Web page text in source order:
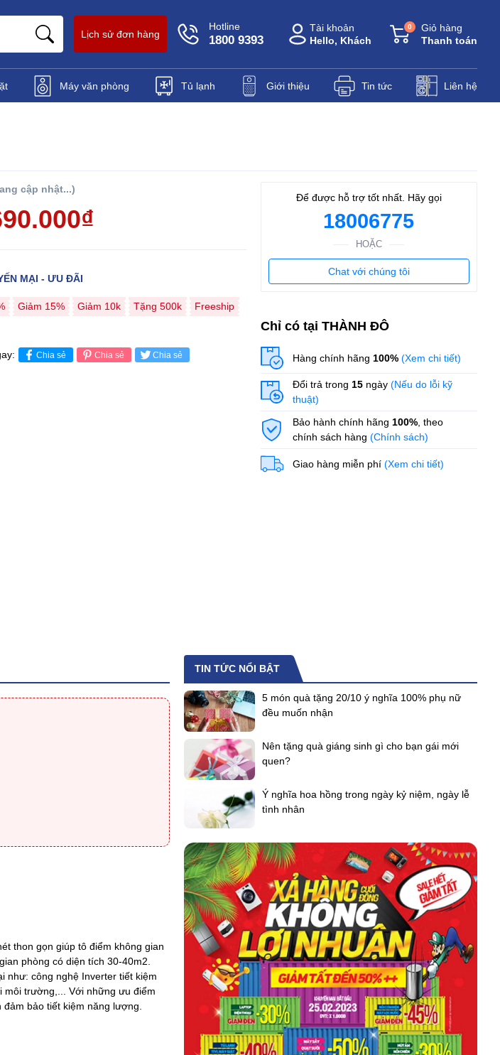
Lịch sử đơn hàng
Hotline
1800 9393
Tài khoản
Hello, Khách
Giỏ hàng
Thanh toán
0
Máy văn phòng Tủ lạnh Giới thiệu Tin tức Liên hệ
cập nhật...)
MẠI - ƯU ĐÃI
Giảm 15% Giảm 10k Tặng 500k Freeship
Chia sẻ Chia sẻ Chia sẻ
Để được hỗ trợ tốt nhất. Hãy gọi
18006775
HOẶC
Chat với chúng tôi
Chỉ có tại THÀNH ĐÔ
Hàng chính hãng 100% (Xem chi tiết)
Đổi trả trong 15ngày (Nếu do lỗi kỹ
thuật)
Bảo hành chính hãng 100%, theo
chính sách hàng (Chính sách)
Giao hàng miễn phí (Xem chi tiết)
thon gọn giúp tô điểm không gian
phòng có diện tích 30-40m2.
như: công nghệ Inverter tiết kiệm
môi trường,... Với những ưu điểm
bảo tiết kiệm năng lượng.
TIN TỨC NỔI BẬT
5 món quà tặng 20/10 ý nghĩa 100% phụ nữ
đều muốn nhận
Nên tặng quà giáng sinh gì cho bạn gái mới
quen?
Ý nghĩa hoa hồng trong ngày kỷ niệm, ngày lễ
tình nhân